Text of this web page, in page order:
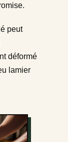
peut
déformé
lamier